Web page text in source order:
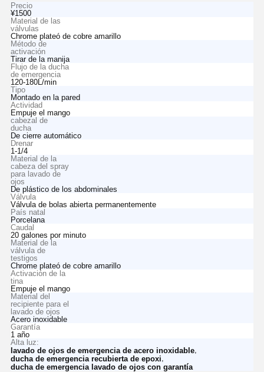
Precio
¥1500
Material de las
válvulas
Chrome plateó de cobre amarillo
Método de
activación
Tirar de la manija
Flujo de la ducha
de emergencia
120-180L/min
Tipo
Montado en la pared
Actividad
Empuje el mango
cabezal de
ducha
De cierre automático
Drenar
1-1/4
Material de la
cabeza del spray
para lavado de
ojos
De plástico de los abdominales
Válvula
Válvula de bolas abierta permanentemente
País natal
Porcelana
Caudal
20 galones por minuto
Material de la
válvula de
testigos
Chrome plateó de cobre amarillo
Activación de la
tina
Empuje el mango
Material del
recipiente para el
lavado de ojos
Acero inoxidable
Garantía
1 año
Alta luz:
lavado de ojos de emergencia de acero inoxidable,
ducha de emergencia recubierta de epoxi
ducha de emergencia lavado de ojos con garantía